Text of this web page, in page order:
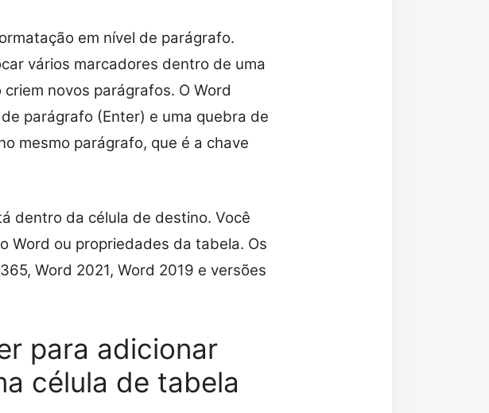
em nível de parágrafo.
vários marcadores dentro de uma
novos parágrafos. O Word
parágrafo (Enter) e uma quebra de
mesmo parágrafo, que é a chave
dentro da célula de destino. Você
Word ou propriedades da tabela. Os
Word 2021, Word 2019 e versões
para adicionar
célula de tabela